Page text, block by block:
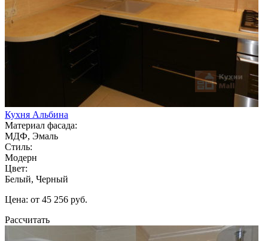
Кухня Альбина
Материал фасада:
МДФ, Эмаль
Стиль:
Модерн
Цвет:
Белый, Черный
Цена: от 45 256 руб.
Рассчитать